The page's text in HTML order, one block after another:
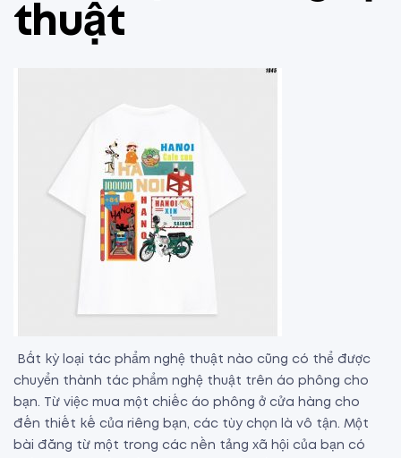
thuật
Bất kỳ loại tác phẩm nghệ thuật nào cũng có thể được
chuyển thành tác phẩm nghệ thuật trên áo phông cho
bạn. Từ việc mua một chiếc áo phông ở cửa hàng cho
đến thiết kế của riêng bạn, các tùy chọn là vô tận. Một
bài đăng từ một trong các nền tảng xã hội của bạn có